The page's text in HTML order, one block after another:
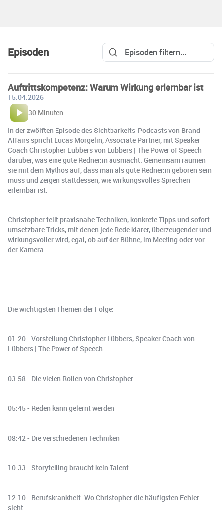
Episoden
Auftrittskompetenz: Warum Wirkung erlernbar ist
15.04.2026
30 Minuten
In der zwölften Episode des Sichtbarkeits-Podcasts von Brand
Affairs spricht Lucas Mörgelin, Associate Partner, mit Speaker
Coach Christopher Lübbers von Lübbers | The Power of Speech
darüber, was eine gute Redner:in ausmacht. Gemeinsam räumen
sie mit dem Mythos auf, dass man als gute Redner:in geboren sein
muss und zeigen stattdessen, wie wirkungsvolles Sprechen
erlernbar ist.
Christopher teilt praxisnahe Techniken, konkrete Tipps und sofort
umsetzbare Tricks, mit denen jede Rede klarer, überzeugender und
wirkungsvoller wird, egal, ob auf der Bühne, im Meeting oder vor
der Kamera.
Die wichtigsten Themen der Folge:
01:20 - Vorstellung Christopher Lübbers, Speaker Coach von
Lübbers | The Power of Speech
03:58 - Die vielen Rollen von Christopher
05:45 - Reden kann gelernt werden
08:42 - Die verschiedenen Techniken
10:33 - Storytelling braucht kein Talent
12:10 - Berufskrankheit: Wo Christopher die häufigsten Fehler
sieht